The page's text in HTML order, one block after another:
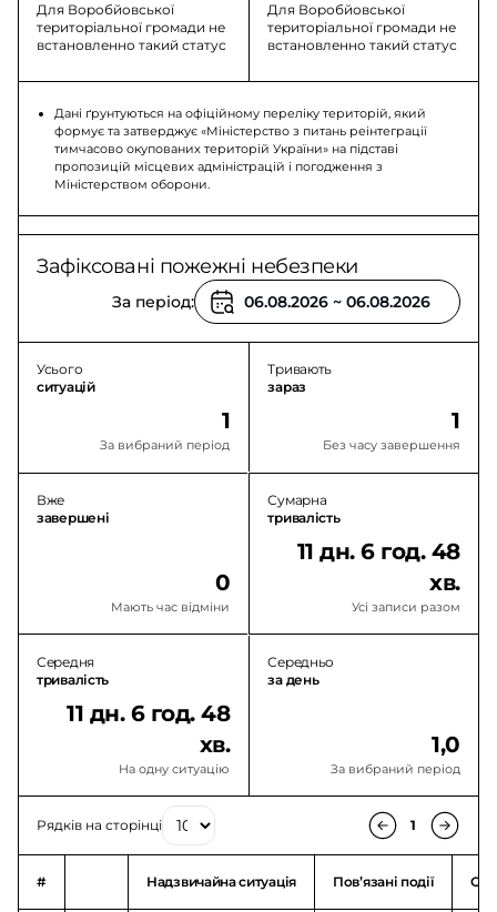
Для Воробйовської
територіальної громади не
встановленно такий статус
Для Воробйовської
територіальної громади не
встановленно такий статус
Дані ґрунтуються на офіційному переліку територій, який
формує та затверджує «Міністерство з питань реінтеграції
тимчасово окупованих територій України» на підставі
пропозицій місцевих адміністрацій і погодження з
Міністерством оборони.
Зафіксовані пожежні небезпеки
За період:
Усього
ситуацій
1
За вибраний період
Тривають
зараз
1
Без часу завершення
Вже
завершені
0
Мають час відміни
Сумарна
тривалість
11 дн. 6 год. 48
хв.
Усі записи разом
Середня
тривалість
11 дн. 6 год. 48
хв.
На одну ситуацію
Середньо
за день
1,0
За вибраний період
Рядків на сторінці 1
# Надзвичайна ситуація Повʼязані події